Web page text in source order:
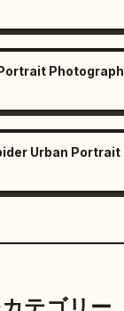
Photograph
Urban Portrait